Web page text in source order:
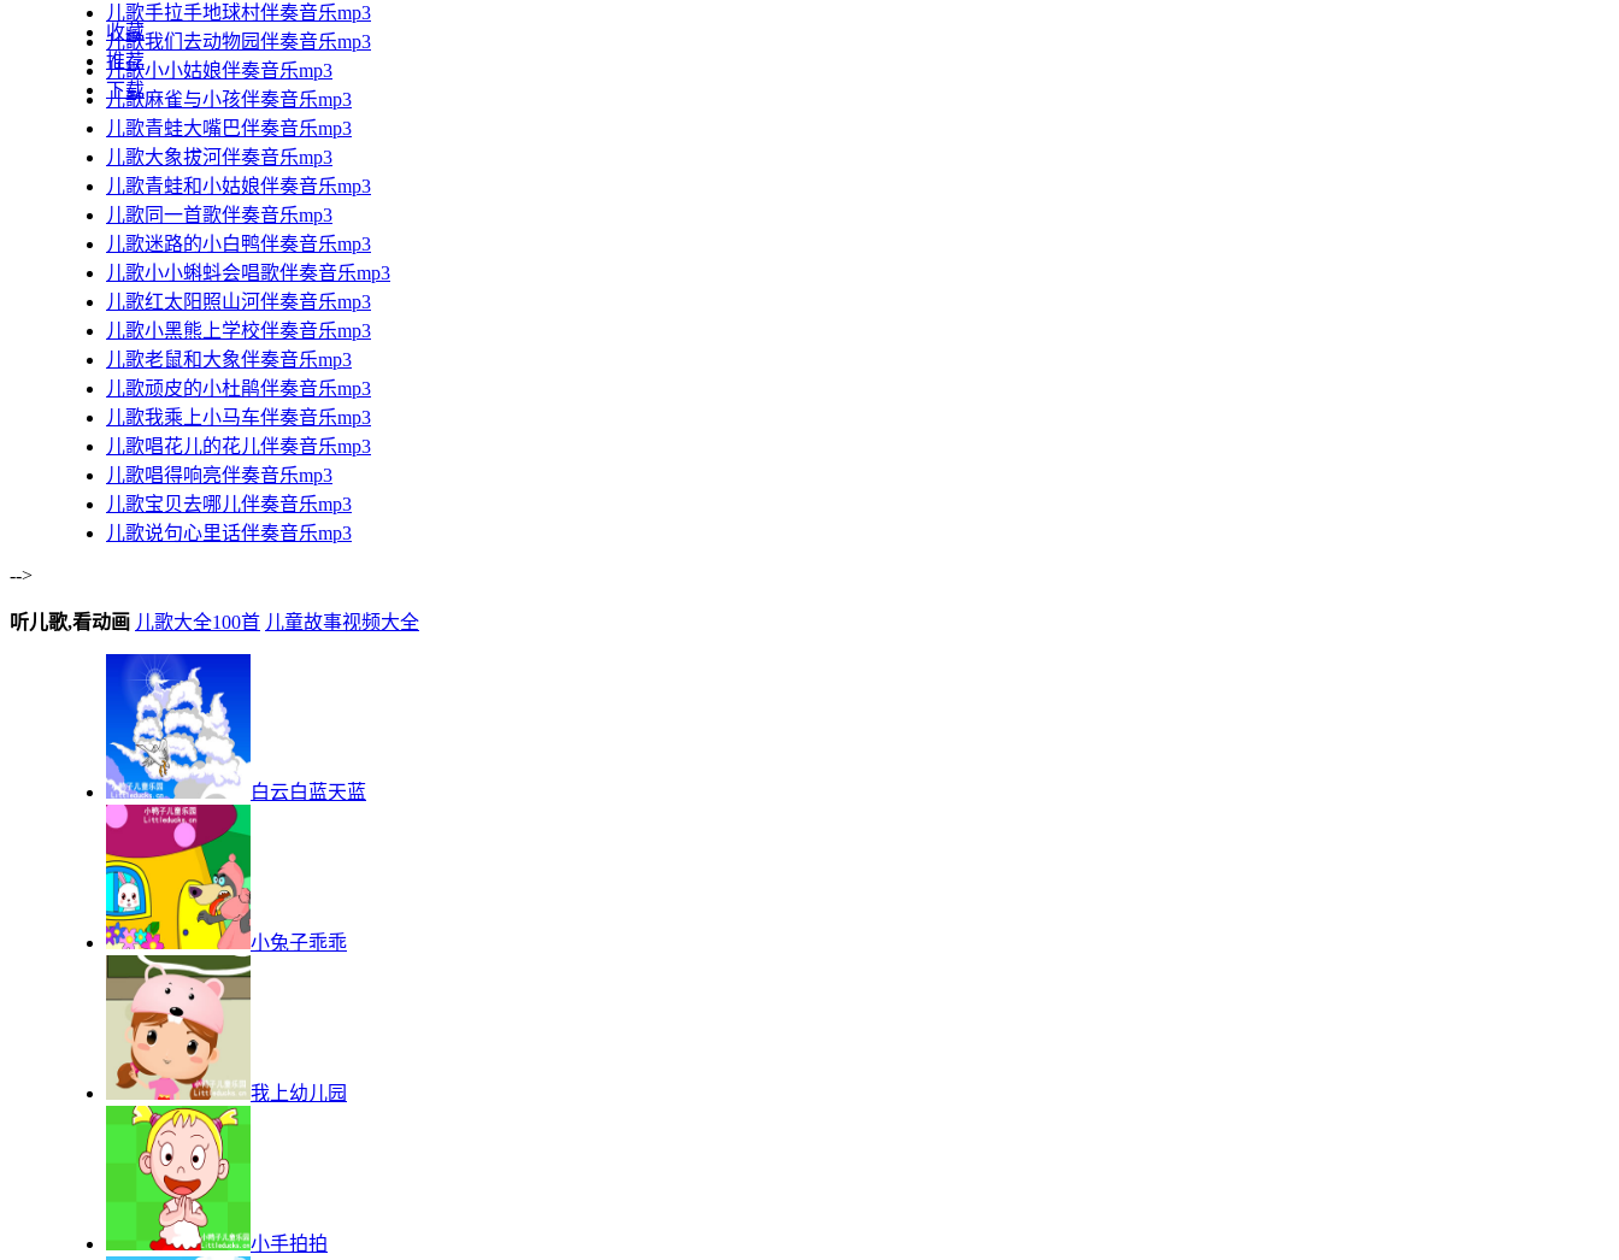
收藏
推荐
下载
儿歌手拉手地球村伴奏音乐mp3
儿歌我们去动物园伴奏音乐mp3
儿歌小小姑娘伴奏音乐mp3
儿歌麻雀与小孩伴奏音乐mp3
儿歌青蛙大嘴巴伴奏音乐mp3
儿歌大象拔河伴奏音乐mp3
儿歌青蛙和小姑娘伴奏音乐mp3
儿歌同一首歌伴奏音乐mp3
儿歌迷路的小白鸭伴奏音乐mp3
儿歌小小蝌蚪会唱歌伴奏音乐mp3
儿歌红太阳照山河伴奏音乐mp3
儿歌小黑熊上学校伴奏音乐mp3
儿歌老鼠和大象伴奏音乐mp3
儿歌顽皮的小杜鹃伴奏音乐mp3
儿歌我乘上小马车伴奏音乐mp3
儿歌唱花儿的花儿伴奏音乐mp3
儿歌唱得响亮伴奏音乐mp3
儿歌宝贝去哪儿伴奏音乐mp3
儿歌说句心里话伴奏音乐mp3
-->
听儿歌,看动画 儿歌大全100首 儿童故事视频大全
白云白蓝天蓝
小兔子乖乖
我上幼儿园
小手拍拍